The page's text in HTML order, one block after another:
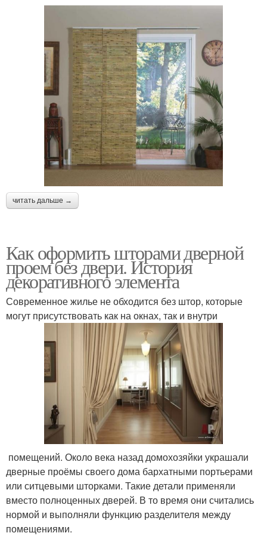
читать дальше →
Как оформить шторами дверной
проем без двери. История
декоративного элемента
Современное жилье не обходится без штор, которые
могут присутствовать как на окнах, так и внутри
​ помещений. Около века назад домохозяйки украшали
дверные проёмы своего дома бархатными портьерами
или ситцевыми шторками. Такие детали применяли
вместо полноценных дверей. В то время они считались
нормой и выполняли функцию разделителя между
помещениями.